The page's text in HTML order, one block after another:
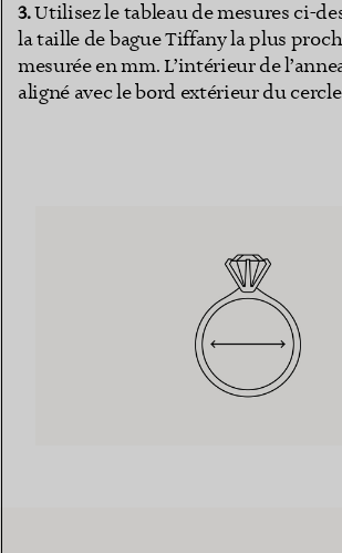
Utilisez le tableau de mesures ci-
la taille de bague Tiffany la plus
mesurée en mm. L’intérieur de
aligné avec le bord extérieur du